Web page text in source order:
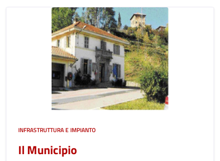
INFRASTRUTTURA E IMPIANTO
Il Municipio